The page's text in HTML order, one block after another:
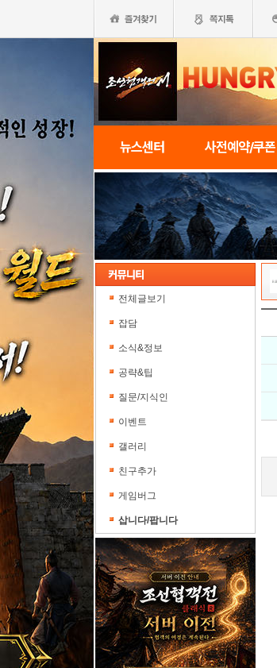
뉴스센터 사전예약/쿠폰
전체글보기
잡담
소식&정보
공략&팁
질문/지식인
이벤트
갤러리
친구추가
게임버그
삽니다/팝니다